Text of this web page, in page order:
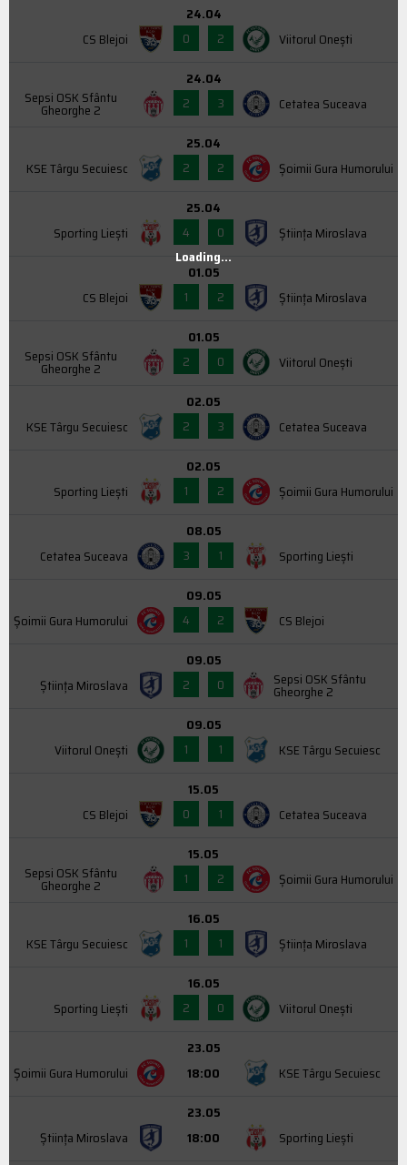
CS Blejoi
24.04
0
2 Viitorul Onești
Sepsi OSK Sfântu
Gheorghe 2
24.04
2
3 Cetatea Suceava
KSE Târgu Secuiesc
25.04
2
2 Şoimii Gura Humorului
Sporting Liești
25.04
4
0 Știința Miroslava
CS Blejoi
01.05
1
2 Știința Miroslava
Sepsi OSK Sfântu
Gheorghe 2
01.05
2
0 Viitorul Onești
KSE Târgu Secuiesc
02.05
2
3 Cetatea Suceava
Sporting Liești
02.05
1
2 Şoimii Gura Humorului
Cetatea Suceava
08.05
3
1 Sporting Liești
Şoimii Gura Humorului
09.05
4
2 CS Blejoi
Știința Miroslava
09.05
2
0 Sepsi OSK Sfântu
Gheorghe 2
Viitorul Onești
09.05
1
1 KSE Târgu Secuiesc
CS Blejoi
15.05
0
1 Cetatea Suceava
Sepsi OSK Sfântu
Gheorghe 2
15.05
1
2 Şoimii Gura Humorului
KSE Târgu Secuiesc
16.05
1
1 Știința Miroslava
Sporting Liești
16.05
2
0 Viitorul Onești
Şoimii Gura Humorului
23.05
18:00
KSE Târgu Secuiesc
Știința Miroslava
23.05
18:00
Sporting Liești
Loading...